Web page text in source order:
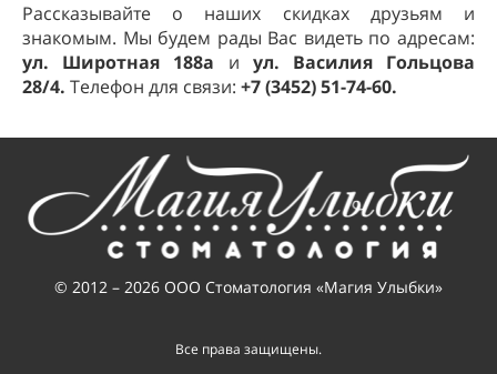
Рассказывайте о наших скидках друзьям и
знакомым. Мы будем рады Вас видеть по адресам:
ул. Широтная 188а
и ул. Василия Гольцова
28/4. Телефон для связи: +7 (3452) 51-74-60.
© 2012 – 2026 ООО Стоматология «Магия Улыбки»
Все права защищены.